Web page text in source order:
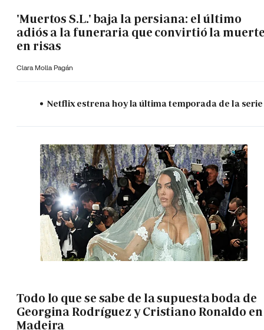
'Muertos S.L.' baja la persiana: el último
adiós a la funeraria que convirtió la
en risas
Clara Molla Pagán
Netflix estrena hoy la última temporada de la serie
Todo lo que se sabe de la supuesta boda de
Georgina Rodríguez y Cristiano Ronaldo en
Madeira